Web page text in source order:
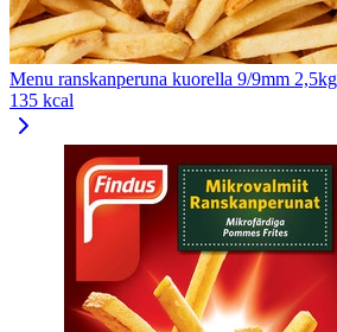
Menu ranskanperuna kuorella 9/9mm
135 kcal